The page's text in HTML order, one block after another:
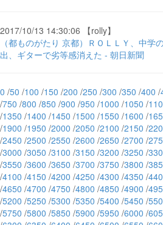
2017/10/13 14:30:06 【rolly】
（都ものがたり 京都）ＲＯＬＬＹ、中学
出、ギターで劣等感消えた - 朝日新聞
0 /50 /100 /150 /200 /250 /300 /350 /400 /
/750 /800 /850 /900 /950 /1000 /1050 /
/1350 /1400 /1450 /1500 /1550 /1600 /
/1900 /1950 /2000 /2050 /2100 /2150 /
/2450 /2500 /2550 /2600 /2650 /2700 /
/3000 /3050 /3100 /3150 /3200 /3250 /
/3550 /3600 /3650 /3700 /3750 /3800 /
/4100 /4150 /4200 /4250 /4300 /4350 /
/4650 /4700 /4750 /4800 /4850 /4900 /
/5200 /5250 /5300 /5350 /5400 /5450 /
/5750 /5800 /5850 /5900 /5950 /6000 /